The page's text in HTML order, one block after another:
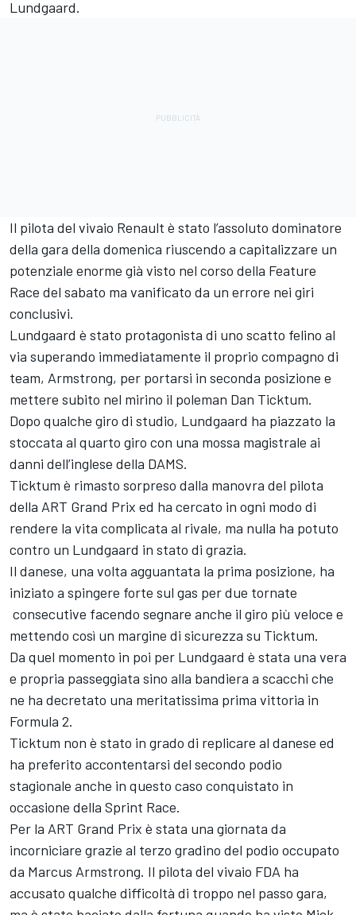
Lundgaard.
Il pilota del vivaio Renault è stato l’assoluto dominatore
della gara della domenica riuscendo a capitalizzare un
potenziale enorme già visto nel corso della Feature
Race del sabato ma vanificato da un errore nei giri
conclusivi.
Lundgaard è stato protagonista di uno scatto felino al
via superando immediatamente il proprio compagno di
team, Armstrong, per portarsi in seconda posizione e
mettere subito nel mirino il poleman Dan Ticktum.
Dopo qualche giro di studio, Lundgaard ha piazzato la
stoccata al quarto giro con una mossa magistrale ai
danni dell’inglese della DAMS.
Ticktum è rimasto sorpreso dalla manovra del pilota
della ART Grand Prix ed ha cercato in ogni modo di
rendere la vita complicata al rivale, ma nulla ha potuto
contro un Lundgaard in stato di grazia.
Il danese, una volta agguantata la prima posizione, ha
iniziato a spingere forte sul gas per due tornate
consecutive facendo segnare anche il giro più veloce e
mettendo così un margine di sicurezza su Ticktum.
Da quel momento in poi per Lundgaard è stata una vera
e propria passeggiata sino alla bandiera a scacchi che
ne ha decretato una meritatissima prima vittoria in
Formula 2.
Ticktum non è stato in grado di replicare al danese ed
ha preferito accontentarsi del secondo podio
stagionale anche in questo caso conquistato in
occasione della Sprint Race.
Per la ART Grand Prix è stata una giornata da
incorniciare grazie al terzo gradino del podio occupato
da Marcus Armstrong. Il pilota del vivaio FDA ha
accusato qualche difficoltà di troppo nel passo gara,